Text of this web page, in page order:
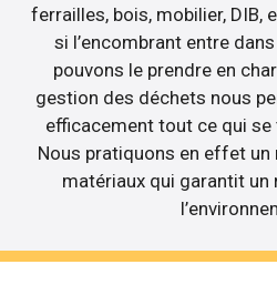
ferrailles, bois, mobilier, DIB,
si l’encombrant entre
pouvons le prendre en
gestion des déchets nous
efficacement tout ce qui se
Nous pratiquons en effet
matériaux qui garantit